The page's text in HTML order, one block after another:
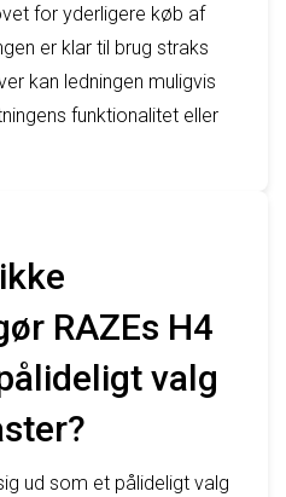
for yderligere køb af
er klar til brug straks
kan ledningen muligvis
funktionalitet eller
RAZEs H4
valg
ud som et pålideligt valg